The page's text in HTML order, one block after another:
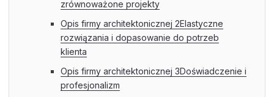
zrównoważone projekty
Opis firmy architektonicznej 2Elastyczne
rozwiązania i dopasowanie do potrzeb
klienta
Opis firmy architektonicznej 3Doświadczenie i
profesjonalizm